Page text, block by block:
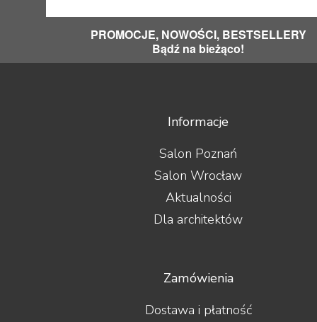
PROMOCJE, NOWOŚCI, BESTSELLERY
Bądź na bieżąco!
Informacje
Salon Poznań
Salon Wrocław
Aktualności
Dla architektów
Zamówienia
Dostawa i płatność